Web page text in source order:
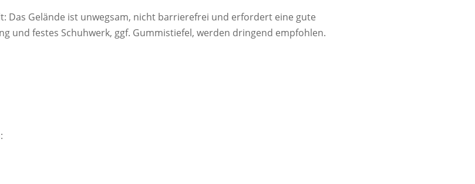
Das Gelände ist unwegsam, nicht barrierefrei und erfordert eine gute
und festes Schuhwerk, ggf. Gummistiefel, werden dringend empfohlen.